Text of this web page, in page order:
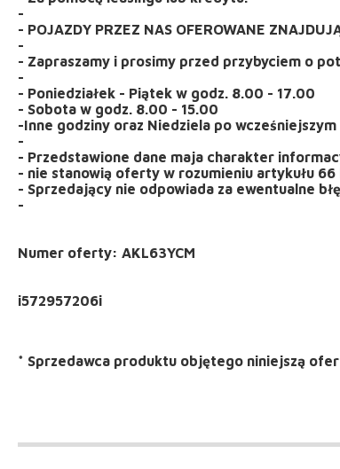
-
- POJAZDY PRZEZ NAS OFEROWANE
-
- Zapraszamy i prosimy przed przybyciem o
-
- Poniedziałek - Piątek w godz. 8.00 - 17.00
- Sobota w godz. 8.00 - 15.00
-Inne godziny oraz Niedziela po
-
- Przedstawione dane maja charakter
- nie stanowią oferty w rozumieniu artykułu 66
- Sprzedający nie odpowiada za ewentualne
-
Numer oferty: AKL63YCM
* Sprzedawca produktu objętego niniejszą